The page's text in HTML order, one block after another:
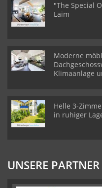
"The Special
Laim
Moderne
Klimaanlage
Helle 3-
in ruhiger
UNSERE